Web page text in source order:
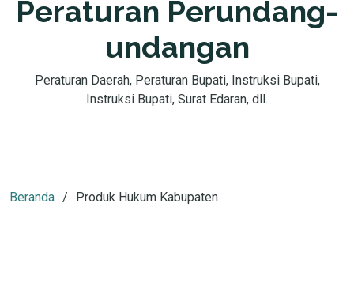
Peraturan Perundang-
undangan
Peraturan Daerah, Peraturan Bupati, Instruksi Bupati,
Instruksi Bupati, Surat Edaran, dll.
Beranda Produk Hukum Kabupaten